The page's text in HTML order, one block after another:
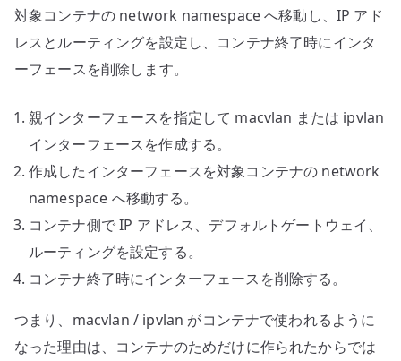
対象コンテナの network namespace へ移動し、IP アド
レスとルーティングを設定し、コンテナ終了時にインタ
ーフェースを削除します。
親インターフェースを指定して macvlan または ipvlan
インターフェースを作成する。
作成したインターフェースを対象コンテナの network
namespace へ移動する。
コンテナ側で IP アドレス、デフォルトゲートウェイ、
ルーティングを設定する。
コンテナ終了時にインターフェースを削除する。
つまり、macvlan / ipvlan がコンテナで使われるように
なった理由は、コンテナのためだけに作られたからでは